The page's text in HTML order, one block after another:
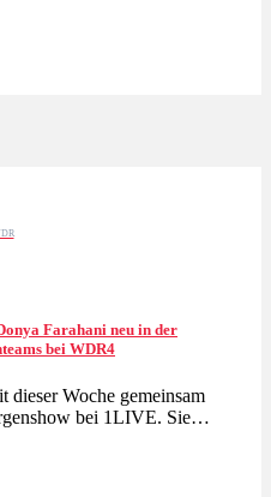
Farahani neu in der
bei WDR4
dieser Woche gemeinsam
bei 1LIVE. Sie…